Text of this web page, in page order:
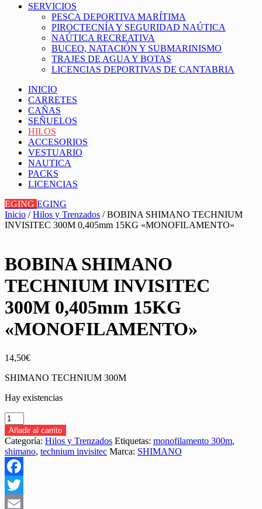
SERVICIOS
PESCA DEPORTIVA MARÍTIMA
PIROCTECNÍA Y SEGURIDAD NAÚTICA
NAÚTICA RECREATIVA
BUCEO, NATACIÓN Y SUBMARINISMO
TRAJES DE AGUA Y BOTAS
LICENCIAS DEPORTIVAS DE CANTABRIA
INICIO
CARRETES
CAÑAS
SEÑUELOS
HILOS
ACCESORIOS
VESTUARIO
NAUTICA
PACKS
LICENCIAS
EGING EGING
Inicio /Hilos y Trenzados / BOBINA SHIMANO TECHNIUM
INVISITEC 300M 0,405mm 15KG «MONOFILAMENTO»
BOBINA SHIMANO
TECHNIUM INVISITEC
300M 0,405mm 15KG
«MONOFILAMENTO»
14,50€
SHIMANO TECHNIUM 300M
Hay existencias
BOBINA
SHIMANO
TECHNIUM
INVISITEC
300M
0,405mm
15KG
"MONOFILAMENTO"
cantidad
Añadir al carrito
Categoría: Hilos y Trenzados Etiquetas: monofilamento 300m,
shimano, technium invisitec Marca: SHIMANO
Facebook
Twitter